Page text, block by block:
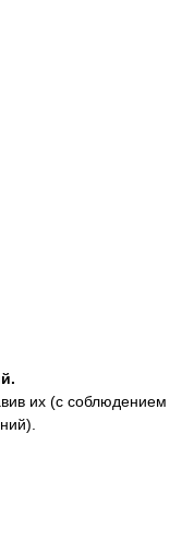
их (с соблюдением